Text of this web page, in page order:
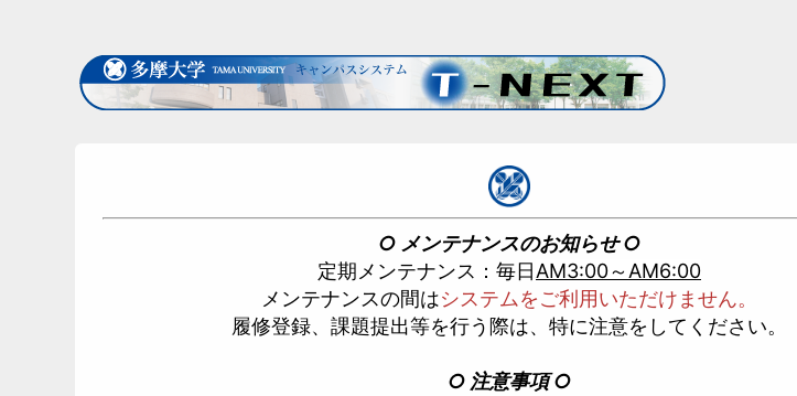
○ メンテナンスのお知らせ ○
定期メンテナンス：毎日AM3:00～AM6:00
メンテナンスの間はシステムをご利用いただけません。
履修登録、課題提出等を行う際は、特に注意をしてください。
○ 注意事項 ○